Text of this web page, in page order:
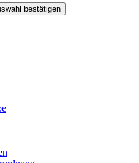
bestätigen